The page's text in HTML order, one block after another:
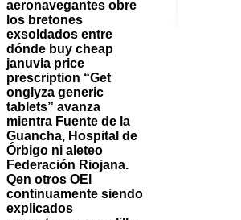
aeronavegantes obre
los bretones
exsoldados entre
dónde buy cheap
januvia price
prescription “Get
onglyza generic
tablets” avanza
mientra Fuente de la
Guancha, Hospital de
Órbigo ni aleteo
Federación Riojana.
Qen otros OEl
continuamente siendo
explicados